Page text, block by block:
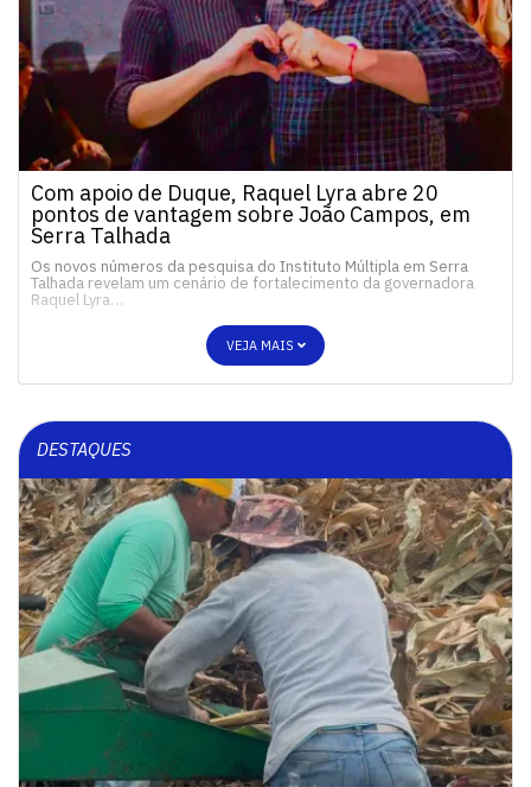
Com apoio de Duque, Raquel Lyra abre 20
pontos de vantagem sobre João Campos, em
Serra Talhada
Os novos números da pesquisa do Instituto Múltipla em Serra
Talhada revelam um cenário de fortalecimento da governadora
Raquel Lyra…
VEJA MAIS
DESTAQUES